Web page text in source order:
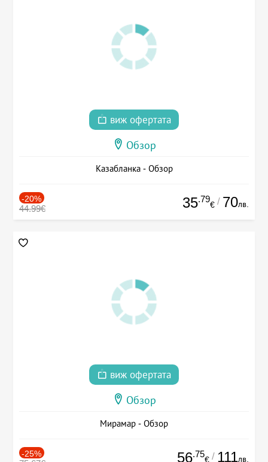
виж офертата
Обзор
Казабланка - Обзор
-20%
44.99€ 35.79
€ / 70лв.
виж офертата
Обзор
Мирамар - Обзор
-25% 56.75
€ / 111лв.